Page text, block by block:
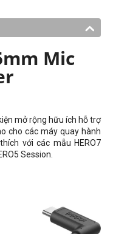
Mic
mở rộng hữu ích hỗ trợ
cho các máy quay hành
với các mẫu HERO7
Session.